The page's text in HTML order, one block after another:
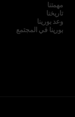
مهمتنا
تاريخنا
وعد بورينا
بورينا في المجتمع